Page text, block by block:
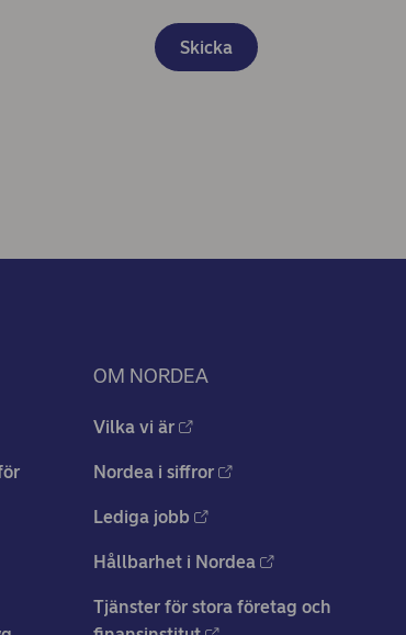
Skicka
OM NORDEA
Vilka vi är
Nordea i siffror
Lediga jobb
Hållbarhet i Nordea
Tjänster för stora företag och